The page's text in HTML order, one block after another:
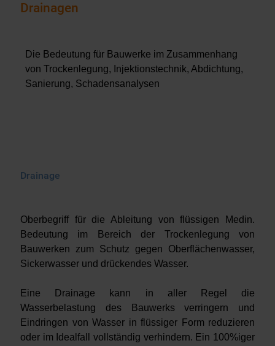
Drainagen
Die Bedeutung für Bauwerke im Zusammenhang
von Trockenlegung, Injektionstechnik, Abdichtung,
Sanierung, Schadensanalysen
Drainage
Oberbegriff für die Ableitung von flüssigen Medin.
Bedeutung im Bereich der Trockenlegung von
Bauwerken zum Schutz gegen Oberflächenwasser,
Sickerwasser und drückendes Wasser.
Eine Drainage kann in aller Regel die
Wasserbelastung des Bauwerks verringern und
Eindringen von Wasser in flüssiger Form reduzieren
oder im Idealfall vollständig verhindern. Ein 100%iger